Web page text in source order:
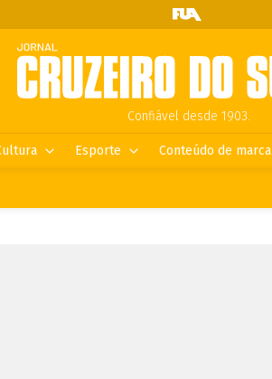
Confiável desde 1903.
Esporte Conteúdo de marca